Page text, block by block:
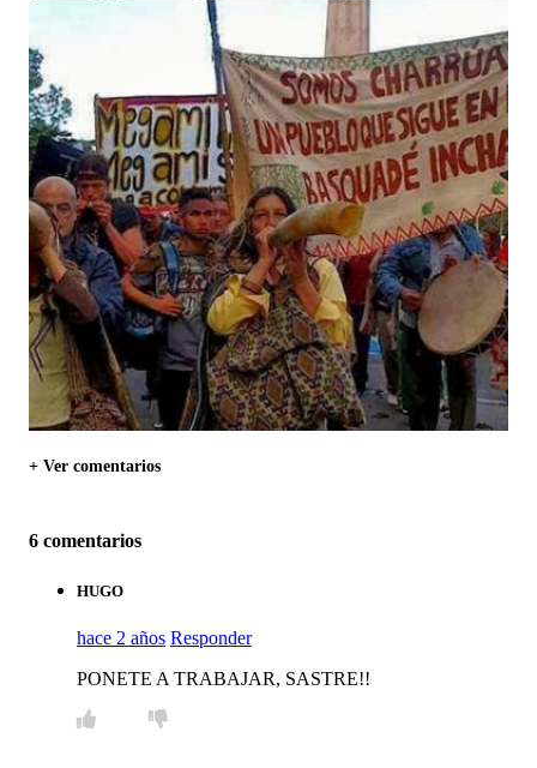
+ Ver comentarios
6 comentarios
HUGO
hace 2 años Responder
PONETE A TRABAJAR, SASTRE!!